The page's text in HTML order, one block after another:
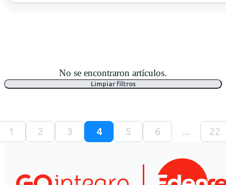
No se encontraron artículos.
Limpiar filtros
1 2 3 4 5 6 ... 22